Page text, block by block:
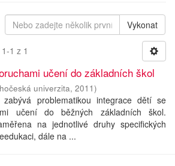
Vykonat
1 z 1
učení do základních škol
univerzita, 2011)
problematikou integrace dětí se
učení do běžných základních škol.
na jednotlivé druhy specifických
dále na ...